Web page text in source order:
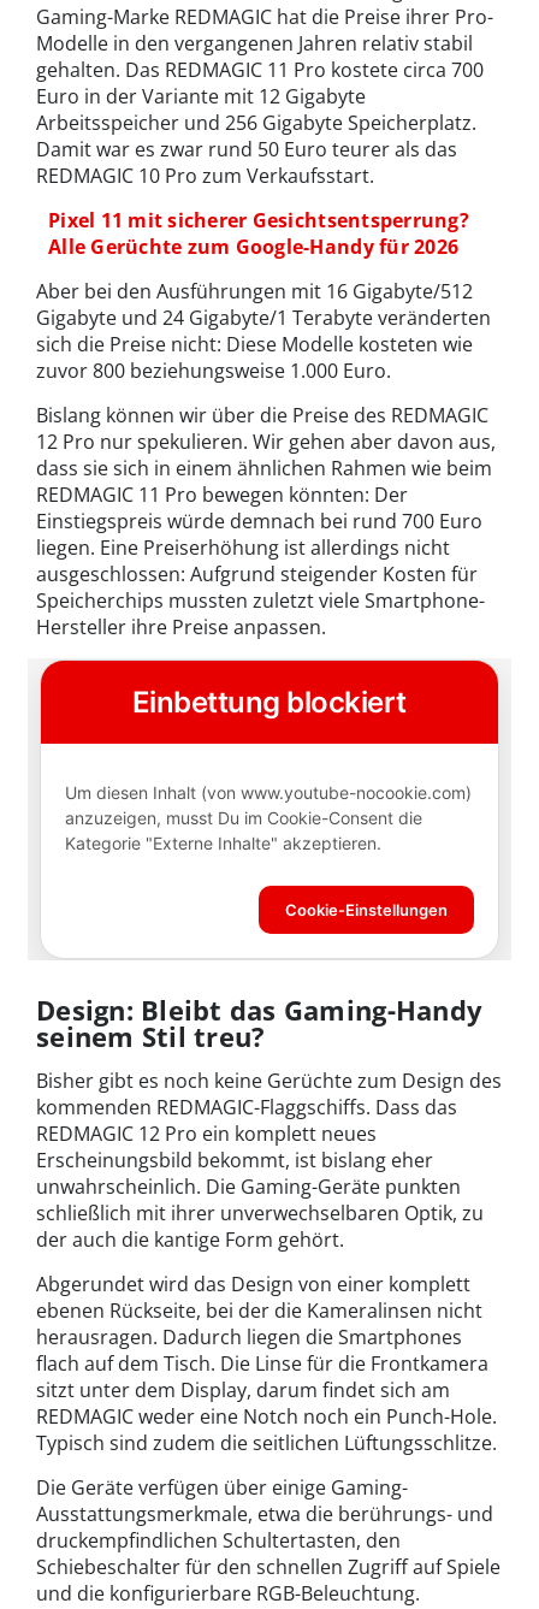
Gaming-Marke REDMAGIC hat die Preise ihrer Pro-
Modelle in den vergangenen Jahren relativ stabil
gehalten. Das REDMAGIC 11 Pro kostete circa 700
Euro in der Variante mit 12 Gigabyte
Arbeitsspeicher und 256 Gigabyte Speicherplatz.
Damit war es zwar rund 50 Euro teurer als das
REDMAGIC 10 Pro zum Verkaufsstart.
Pixel 11 mit sicherer Gesichtsentsperrung?
Alle Gerüchte zum Google-Handy für 2026
Aber bei den Ausführungen mit 16 Gigabyte/512
Gigabyte und 24 Gigabyte/1 Terabyte veränderten
sich die Preise nicht: Diese Modelle kosteten wie
zuvor 800 beziehungsweise 1.000 Euro.
Bislang können wir über die Preise des REDMAGIC
12 Pro nur spekulieren. Wir gehen aber davon aus,
dass sie sich in einem ähnlichen Rahmen wie beim
REDMAGIC 11 Pro bewegen könnten: Der
Einstiegspreis würde demnach bei rund 700 Euro
liegen. Eine Preiserhöhung ist allerdings nicht
ausgeschlossen: Aufgrund steigender Kosten für
Speicherchips mussten zuletzt viele Smartphone-
Hersteller ihre Preise anpassen.
Design: Bleibt das Gaming-Handy
seinem Stil treu?
Bisher gibt es noch keine Gerüchte zum Design des
kommenden REDMAGIC-Flaggschiffs. Dass das
REDMAGIC 12 Pro ein komplett neues
Erscheinungsbild bekommt, ist bislang eher
unwahrscheinlich. Die Gaming-Geräte punkten
schließlich mit ihrer unverwechselbaren Optik, zu
der auch die kantige Form gehört.
Abgerundet wird das Design von einer komplett
ebenen Rückseite, bei der die Kameralinsen nicht
herausragen. Dadurch liegen die Smartphones
flach auf dem Tisch. Die Linse für die Frontkamera
sitzt unter dem Display, darum findet sich am
REDMAGIC weder eine Notch noch ein Punch-Hole.
Typisch sind zudem die seitlichen Lüftungsschlitze.
Die Geräte verfügen über einige Gaming-
Ausstattungsmerkmale, etwa die berührungs- und
druckempfindlichen Schultertasten, den
Schiebeschalter für den schnellen Zugriff auf Spiele
und die konfigurierbare RGB-Beleuchtung.